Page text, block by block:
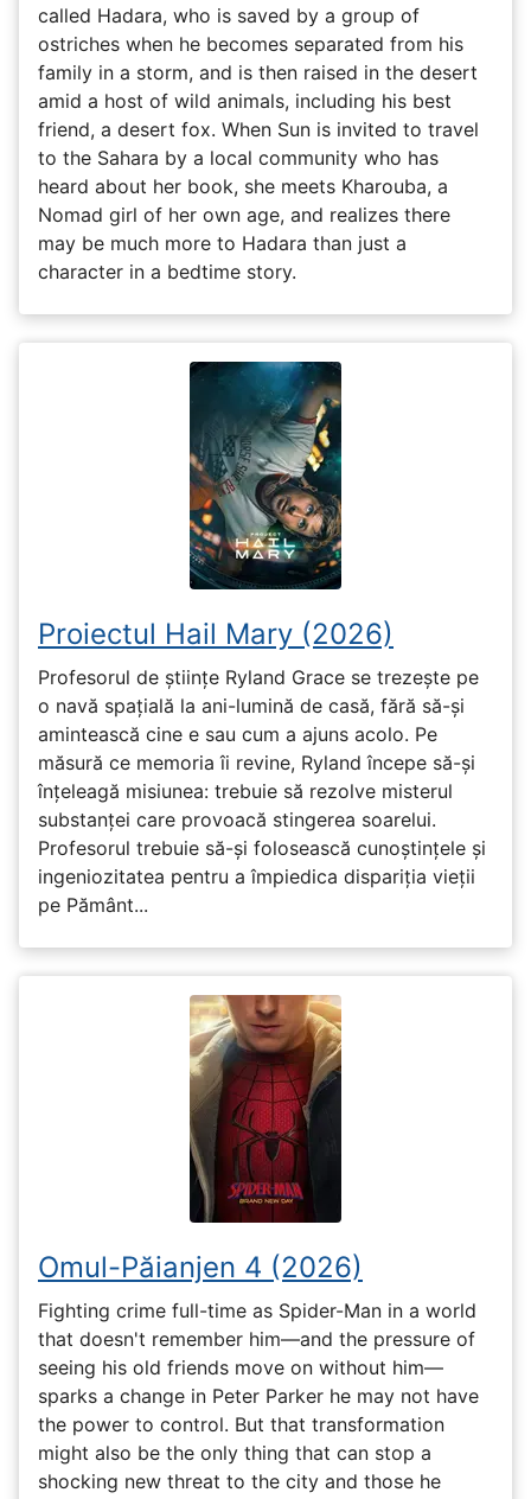
called Hadara, who is saved by a group of
ostriches when he becomes separated from his
family in a storm, and is then raised in the desert
amid a host of wild animals, including his best
friend, a desert fox. When Sun is invited to travel
to the Sahara by a local community who has
heard about her book, she meets Kharouba, a
Nomad girl of her own age, and realizes there
may be much more to Hadara than just a
character in a bedtime story.
Proiectul Hail Mary (2026)
Profesorul de științe Ryland Grace se trezește pe
o navă spațială la ani-lumină de casă, fără să-și
amintească cine e sau cum a ajuns acolo. Pe
măsură ce memoria îi revine, Ryland începe să-și
înțeleagă misiunea: trebuie să rezolve misterul
substanței care provoacă stingerea soarelui.
Profesorul trebuie să-și folosească cunoștințele și
ingeniozitatea pentru a împiedica dispariția vieții
pe Pământ...
Omul-Păianjen 4 (2026)
Fighting crime full-time as Spider-Man in a world
that doesn't remember him—and the pressure of
seeing his old friends move on without him—
sparks a change in Peter Parker he may not have
the power to control. But that transformation
might also be the only thing that can stop a
shocking new threat to the city and those he